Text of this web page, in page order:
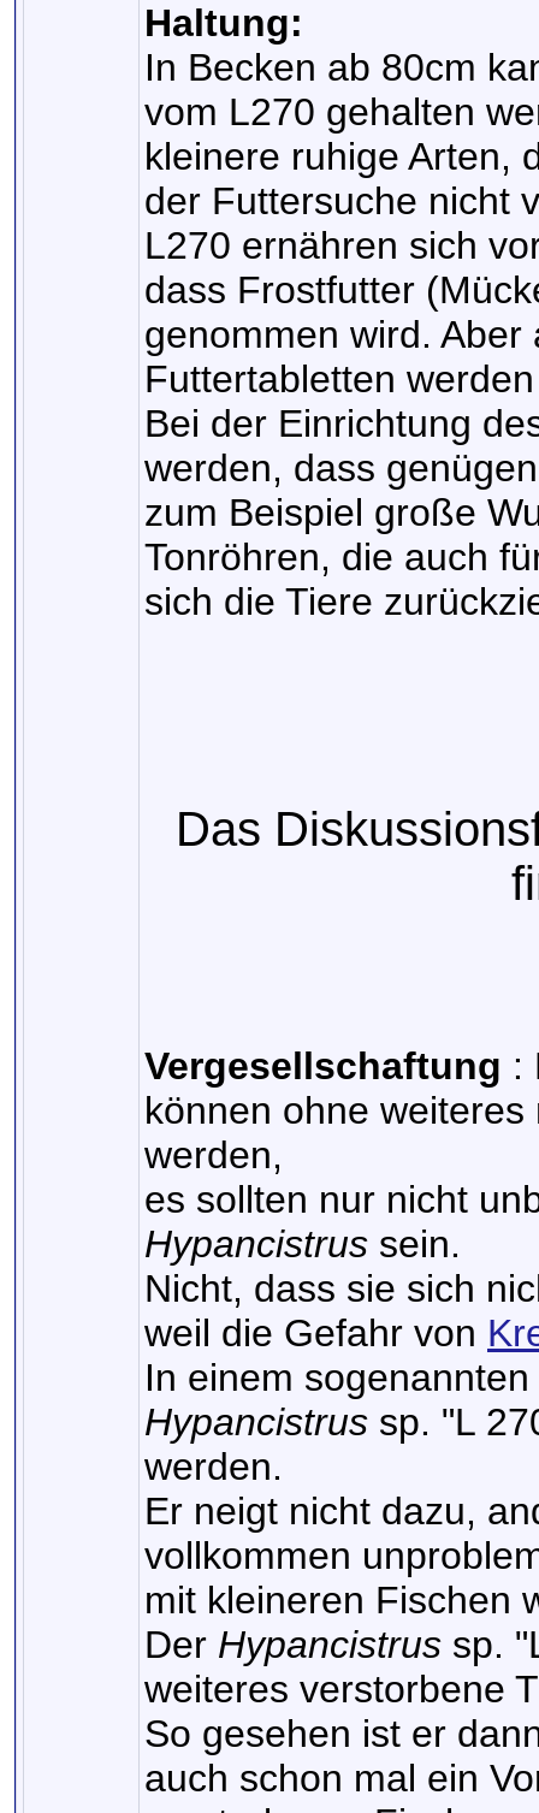
Haltung:
In Becken ab 80cm
vom L270 gehalten
kleinere ruhige Arten,
der Futtersuche nicht
L270 ernähren sich
dass Frostfutter
genommen wird.
Futtertabletten
Bei der Einrichtung
werden, dass
zum Beispiel große
Tonröhren, die auch
sich die Tiere
Das
Vergesellschaftung :
können ohne
werden,
es sollten nur nicht
Hypancistrus sein.
Nicht, dass sie sich
weil die Gefahr von
In einem
Hypancistrus sp. "L
werden.
Er neigt nicht dazu,
vollkommen
mit kleineren Fischen
Der Hypancistrus sp.
weiteres verstorbene
So gesehen ist er
auch schon mal ein